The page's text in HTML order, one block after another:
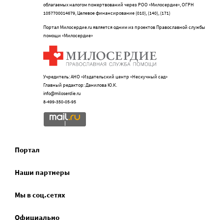
облагаемых налогом пожертвований через РОО «Милосердие», ОГРН
1057700014679, Целевое финансирование (010), (140), (171)
Портал Милосердие.ru является одним из проектов Православной службы
помощи «Милосердие»
Учредитель: АНО «Издательский центр «Нескучный сад»
Главный редактор: Данилова Ю.К.
info@miloserdie.ru
8-499-350-05-95
Портал
Наши партнеры
Мы в соц.сетях
Официально